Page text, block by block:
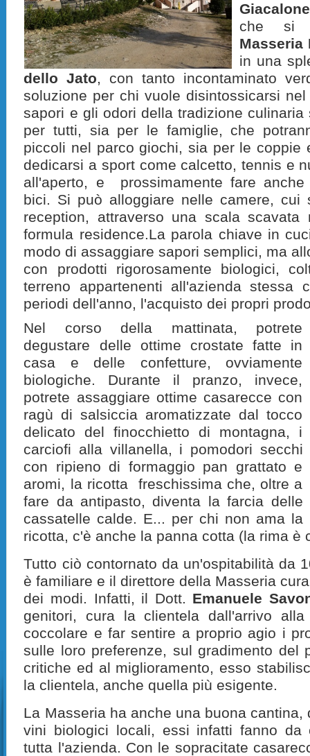
che si
Masseria
in una
dello Jato, con tanto incontaminato
soluzione per chi vuole disintossicarsi
sapori e gli odori della tradizione
per tutti, sia per le famiglie, che
piccoli nel parco giochi, sia per le coppie
dedicarsi a sport come calcetto, tennis e
all'aperto, e prossimamente fare
bici. Si può alloggiare nelle camere, cui
reception, attraverso una scala
formula residence.La parola chiave in
modo di assaggiare sapori semplici, ma
con prodotti rigorosamente biologici,
terreno appartenenti all'azienda stessa
periodi dell'anno, l'acquisto dei propri
Nel corso della mattinata, potrete
degustare delle ottime crostate fatte in
casa e delle confetture, ovviamente
biologiche. Durante il pranzo, invece,
potrete assaggiare ottime casarecce con
ragù di salsiccia aromatizzate dal tocco
delicato del finocchietto di montagna, i
carciofi alla villanella, i pomodori secchi
con ripieno di formaggio pan grattato e
aromi, la ricotta freschissima che, oltre a
fare da antipasto, diventa la farcia delle
cassatelle calde. E... per chi non ama la
ricotta, c'è anche la panna cotta (la rima è
Tutto ciò contornato da un'ospitabilità da
è familiare e il direttore della Masseria
dei modi. Infatti, il Dott. Emanuele
genitori, cura la clientela dall'arrivo
coccolare e far sentire a proprio agio i
sulle loro preferenze, sul gradimento del
critiche ed al miglioramento, esso
la clientela, anche quella più esigente.
La Masseria ha anche una buona
vini biologici locali, essi infatti fanno da
tutta l'azienda. Con le sopracitate